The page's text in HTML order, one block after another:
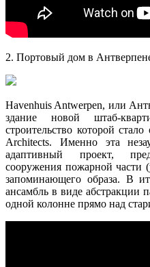
2. Портовый дом в
Havenhuis Antwerpen, или
здание новой штаб-
строительство которой
Architects. Именно эта
адаптивный проект,
сооружения пожарной части
запоминающего образа. В
ансамбль в виде абстракции
одной колонне прямо над